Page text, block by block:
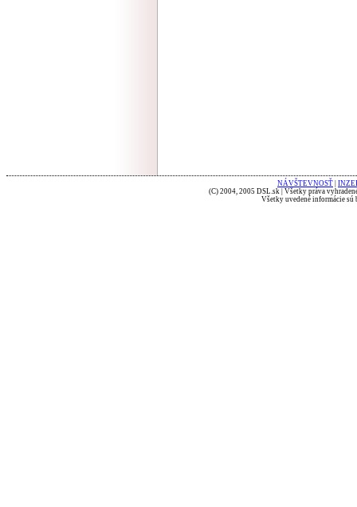
NÁVŠTEVNOSŤ
(C) 2004, 2005 DSL.sk | Všetky práva
Všetky uvedené informácie sú